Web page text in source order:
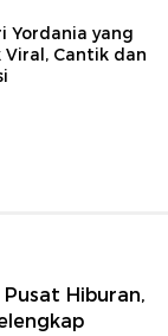
Yordania yang
Viral, Cantik dan
Hiburan,